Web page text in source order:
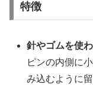
特徴
針やゴムを使
ピンの内側に
み込むように